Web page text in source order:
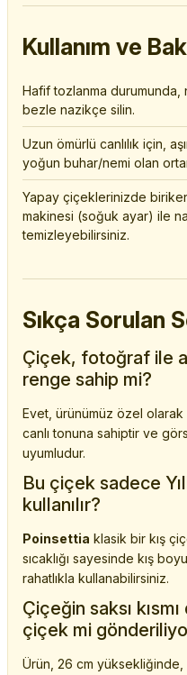
Kullanım ve
Hafif tozlanma durumunda,
bezle nazikçe silin.
Uzun ömürlü canlılık için,
yoğun buhar/nemi olan
Yapay çiçeklerinizde
makinesi (soğuk ayar) ile
temizleyebilirsiniz.
Sıkça Sorulan
Çiçek, fotoğraf ile
renge sahip mi?
Evet, ürünümüz özel olarak
canlı tonuna sahiptir ve
uyumludur.
Bu çiçek sadece
kullanılır?
Poinsettia klasik bir kış
sıcaklığı sayesinde kış
rahatlıkla kullanabilirsiniz.
Çiçeğin saksı
çiçek mi
Ürün, 26 cm yüksekliğinde,